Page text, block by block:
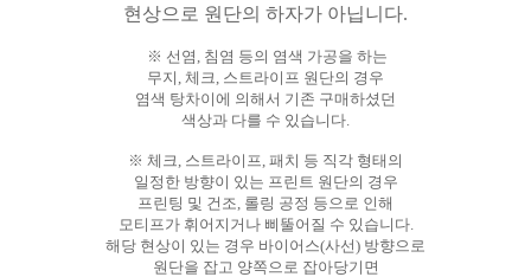
현상으로 원단의 하자가 아닙니다.
※ 선염, 침염 등의 염색 가공을 하는
무지, 체크, 스트라이프 원단의 경우
염색 탕차이에 의해서 기존 구매하셨던
색상과 다를 수 있습니다.
※ 체크, 스트라이프, 패치 등 직각 형태의
일정한 방향이 있는 프린트 원단의 경우
프린팅 및 건조, 롤링 공정 등으로 인해
모티프가 휘어지거나 삐뚤어질 수 있습니다.
해당 현상이 있는 경우 바이어스(사선) 방향으로
원단을 잡고 양쪽으로 잡아당기면